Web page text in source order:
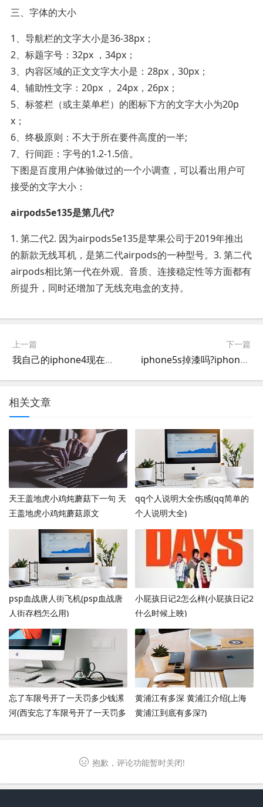
三、字体的大小
1、导航栏的文字大小是36-38px；
2、标题字号：32px ，34px；
3、内容区域的正文文字大小是：28px，30px；
4、辅助性文字：20px ， 24px，26px；
5、标签栏（或主菜单栏）的图标下方的文字大小为20p
x；
6、终极原则：不大于所在要件高度的一半;
7、行间距：字号的1.2-1.5倍。
下图是百度用户体验做过的一个小调查，可以看出用户可
接受的文字大小：
airpods5e135是第几代?
1. 第二代2. 因为airpods5e135是苹果公司于2019年推出
的新款无线耳机，是第二代airpods的一种型号。3. 第二代
airpods相比第一代在外观、音质、连接稳定性等方面都有
所提升，同时还增加了无线充电盒的支持。
上一篇
我自己的iphone4现在能卖多少钱
下一篇
iphone5s掉漆吗?iphone5s掉漆现象仍存在
相关文章
天王盖地虎小鸡炖蘑菇下一句 天
王盖地虎小鸡炖蘑菇原文
qq个人说明大全伤感(qq简单的
个人说明大全)
psp血战唐人街飞机(psp血战唐
人街存档怎么用)
小屁孩日记2怎么样(小屁孩日记2
什么时候上映)
忘了车限号开了一天罚多少钱漯
河(西安忘了车限号开了一天罚多
黄浦江有多深 黄浦江介绍(上海
黄浦江到底有多深?)
抱歉，评论功能暂时关闭!